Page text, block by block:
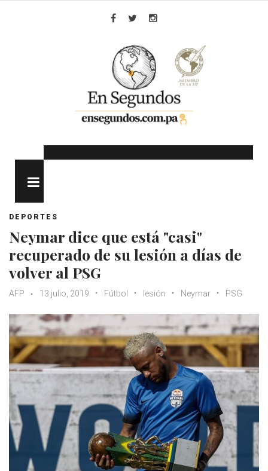
DEPORTES
Neymar dice que está "casi"
recuperado de su lesión a días de
volver al PSG
AFP 13 julio, 2019 Fútbol lesión Neymar PSG